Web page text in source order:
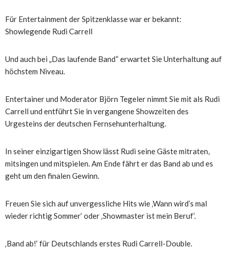
Für Entertainment der Spitzenklasse war er bekannt:
Showlegende Rudi Carrell
Und auch bei „Das laufende Band“ erwartet Sie Unterhaltung auf
höchstem Niveau.
Entertainer und Moderator Björn Tegeler nimmt Sie mit als Rudi
Carrell und entführt Sie in vergangene Showzeiten des
Urgesteins der deutschen Fernsehunterhaltung.
In seiner einzigartigen Show lässt Rudi seine Gäste mitraten,
mitsingen und mitspielen. Am Ende fährt er das Band ab und es
geht um den finalen Gewinn.
Freuen Sie sich auf unvergessliche Hits wie ‚Wann wird’s mal
wieder richtig Sommer‘ oder ‚Showmaster ist mein Beruf‘.
‚Band ab!‘ für Deutschlands erstes Rudi Carrell-Double.